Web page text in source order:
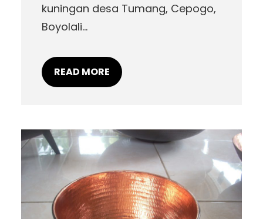
kuningan desa Tumang, Cepogo,
Boyolali…
READ MORE